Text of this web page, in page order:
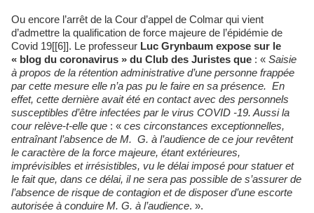
Ou encore l’arrêt de la Cour d’appel de Colmar qui vient
d’admettre la qualification de force majeure de l’épidémie de
Covid 19[[6]]. Le professeur Luc Grynbaum expose sur le
« blog du coronavirus » du Club des Juristes que : « Saisie
à propos de la rétention administrative d’une personne frappée
par cette mesure elle n’a pas pu le faire en sa présence. En
effet, cette dernière avait été en contact avec des personnels
susceptibles d’être infectées par le virus COVID -19. Aussi la
cour relève-t-elle que : « ces circonstances exceptionnelles,
entraînant l’absence de M. G. à l’audience de ce jour revêtent
le caractère de la force majeure, étant extérieures,
imprévisibles et irrésistibles, vu le délai imposé pour statuer et
le fait que, dans ce délai, il ne sera pas possible de s’assurer de
l’absence de risque de contagion et de disposer d’une escorte
autorisée à conduire M. G. à l’audience. ».